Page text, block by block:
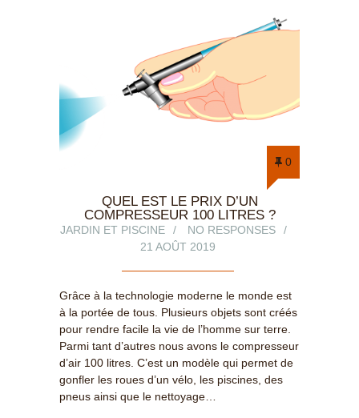
0
QUEL EST LE PRIX D’UN
COMPRESSEUR 100 LITRES ?
JARDIN ET PISCINE
NO RESPONSES
21 AOÛT 2019
Grâce à la technologie moderne le monde est
à la portée de tous. Plusieurs objets sont créés
pour rendre facile la vie de l’homme sur terre.
Parmi tant d’autres nous avons le compresseur
d’air 100 litres. C’est un modèle qui permet de
gonfler les roues d’un vélo, les piscines, des
pneus ainsi que le nettoyage…